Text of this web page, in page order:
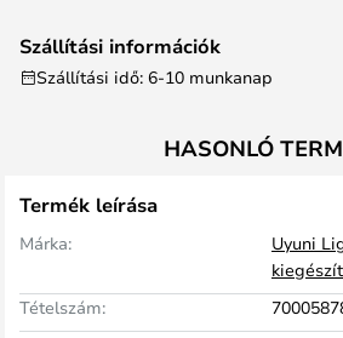
Szállítási információk
Szállítási idő: 6-10 munkanap
HASONLÓ
Termék leírása
Márka:
Uyuni
Tételszám: